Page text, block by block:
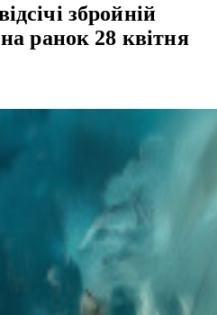
збройній
ранок 28 квітня